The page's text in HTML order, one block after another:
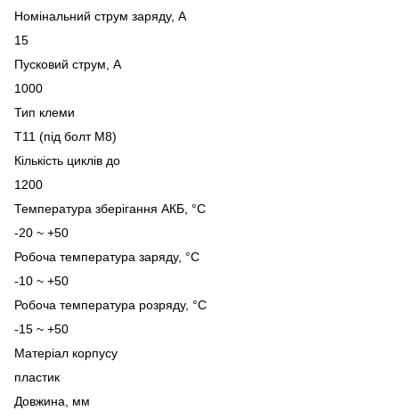
Номінальний струм заряду, A
15
Пусковий струм, А
1000
Тип клеми
T11 (під болт М8)
Кількість циклів до
1200
Температура зберігання АКБ, °C
-20 ~ +50
Робоча температура заряду, °C
-10 ~ +50
Робоча температура розряду, °C
-15 ~ +50
Матеріал корпусу
пластик
Довжина, мм